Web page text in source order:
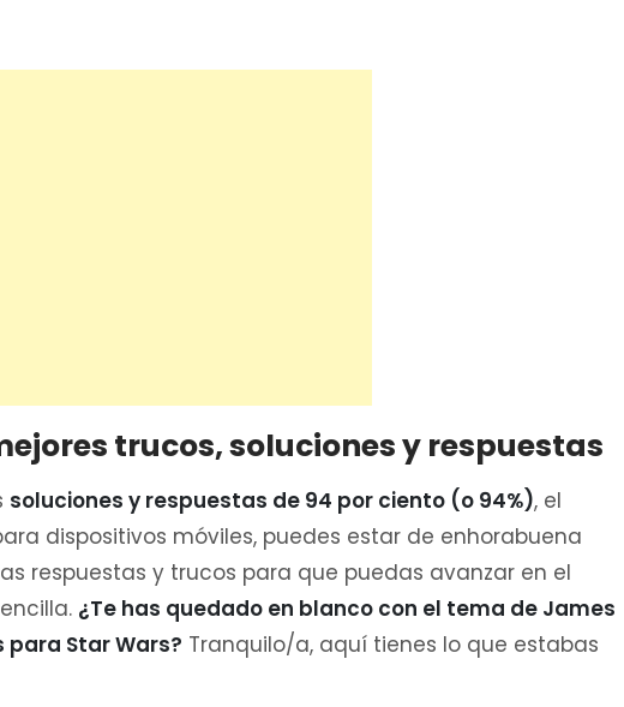
trucos, soluciones y respuestas
soluciones y respuestas de 94 por ciento (o 94%), el
dispositivos móviles, puedes estar de enhorabuena
respuestas y trucos para que puedas avanzar en el
¿Te has quedado en blanco con el tema de James
para Star Wars? Tranquilo/a, aquí tienes lo que estabas